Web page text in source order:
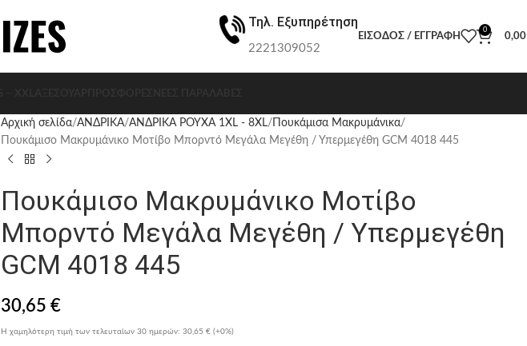
Τηλ. Εξυπηρέτηση
2221309052
ΕΊΣΟΔΟΣ / ΕΓΓΡΑΦΉ
0
Αρχική σελίδα ΑΝΔΡΙΚΑ ΑΝΔΡΙΚΑ ΡΟΥΧΑ 1XL - 8XL
Πουκάμισα Μακρυμάνικα
Πουκάμισο Μακρυμάνικο Μοτίβο Μπορντό Μεγάλα Μεγέθη / Υπερμεγέθη GCM 4018 445
Πουκάμισο Μακρυμάνικο Μοτίβο
Μπορντό Μεγάλα Μεγέθη / Υπερμεγέθη
GCM 4018 445
30,65 €
Η χαμηλότερη τιμή των τελευταίων 30 ημερών: 30,65 € (+0%)